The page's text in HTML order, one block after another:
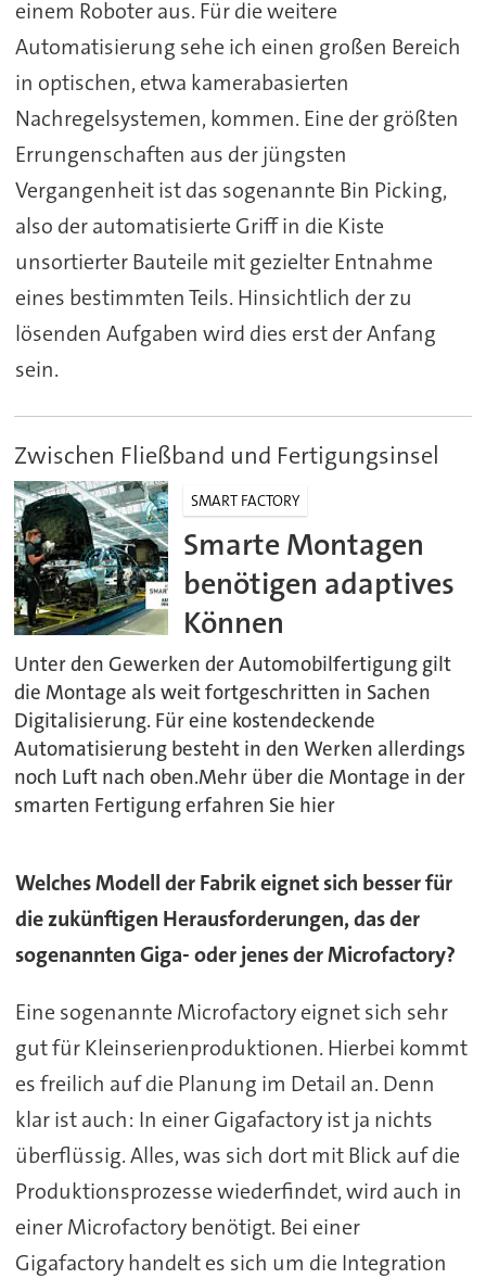
einem Roboter aus. Für die weitere
Automatisierung sehe ich einen großen Bereich
in optischen, etwa kamerabasierten
Nachregelsystemen, kommen. Eine der größten
Errungenschaften aus der jüngsten
Vergangenheit ist das sogenannte Bin Picking,
also der automatisierte Griff in die Kiste
unsortierter Bauteile mit gezielter Entnahme
eines bestimmten Teils. Hinsichtlich der zu
lösenden Aufgaben wird dies erst der Anfang
sein.
Zwischen Fließband und Fertigungsinsel
SMART FACTORY
Smarte Montagen
benötigen adaptives
Können
Unter den Gewerken der Automobilfertigung gilt
die Montage als weit fortgeschritten in Sachen
Digitalisierung. Für eine kostendeckende
Automatisierung besteht in den Werken allerdings
noch Luft nach oben.Mehr über die Montage in der
smarten Fertigung erfahren Sie hier
Welches Modell der Fabrik eignet sich besser für
die zukünftigen Herausforderungen, das der
sogenannten Giga- oder jenes der Microfactory?
Eine sogenannte Microfactory eignet sich sehr
gut für Kleinserienproduktionen. Hierbei kommt
es freilich auf die Planung im Detail an. Denn
klar ist auch: In einer Gigafactory ist ja nichts
überflüssig. Alles, was sich dort mit Blick auf die
Produktionsprozesse wiederfindet, wird auch in
einer Microfactory benötigt. Bei einer
Gigafactory handelt es sich um die Integration